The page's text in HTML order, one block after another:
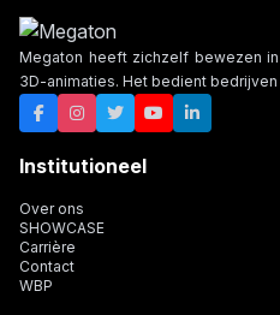
Megaton heeft zichzelf bewezen
3D-animaties. Het bedient
Institutioneel
Over ons
SHOWCASE
Carrière
Contact
WBP